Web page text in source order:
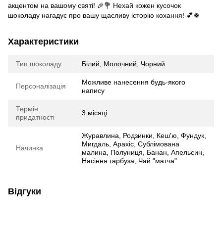
акцентом на вашому святі! 🎉💐 Нехай кожен кусочок
шоколаду нагадує про вашу щасливу історію кохання! 💕🍀
Характеристики
Тип шоколаду Білий, Молочний, Чорний
Персоналізація
Можливе нанесення будь-якого
напису
Термін
придатності
3 місяці
Начинка
Журавлина, Родзинки, Кеш'ю, Фундук,
Мигдаль, Арахіс, Сублімована
малина, Полуниця, Банан, Апельсин,
Насіння гарбуза, Чай "матча"
Відгуки